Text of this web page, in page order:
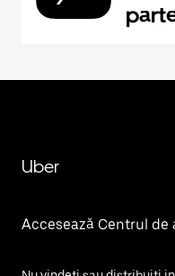
Uber
Accesează Centrul de